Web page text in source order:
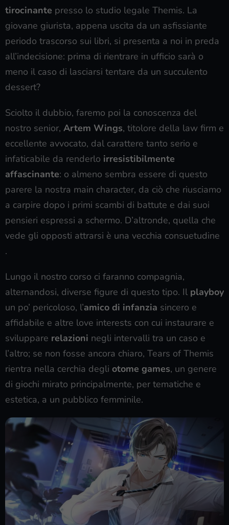
tirocinante presso lo studio legale Themis. La
giovane giurista, appena uscita da un asfissiante
periodo trascorso sui libri, si presenta a noi in preda
all’indecisione: prima di rientrare in ufficio sarà o
meno il caso di lasciarsi tentare da un succulento
dessert?
Sciolto il dubbio, faremo poi la conoscenza del
nostro senior, Artem Wings, titolore della law firm e
eccellente avvocato, dal carattere tanto serio e
infaticabile da renderlo irresistibilmente
affascinante: o almeno sembra essere di questo
parere la nostra main character, da ciò che riusciamo
a carpire dopo i primi scambi di battute e dai suoi
pensieri espressi a schermo. D’altronde, quella che
vede gli opposti attrarsi è una vecchia consuetudine
.
Lungo il nostro corso ci faranno compagnia,
alternandosi, diverse figure di questo tipo. Il playboy
un po’ pericoloso, l’amico di infanzia sincero e
affidabile e altre love interests con cui instaurare e
sviluppare relazioni negli intervalli tra un caso e
l’altro; se non fosse ancora chiaro, Tears of Themis
rientra nella cerchia degli otome games, un genere
di giochi mirato principalmente, per tematiche e
estetica, a un pubblico femminile.